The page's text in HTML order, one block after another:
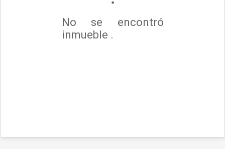
No se encontró
inmueble .